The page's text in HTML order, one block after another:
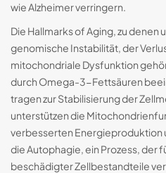
wie Alzheimer verringern.
Die Hallmarks of Aging, zu denen
genomische Instabilität, der
mitochondriale Dysfunktion
durch Omega-3-Fettsäuren
tragen zur Stabilisierung der
unterstützen die
verbesserten Energieproduktion
die Autophagie, ein Prozess, der
beschädigter Zellbestandteile